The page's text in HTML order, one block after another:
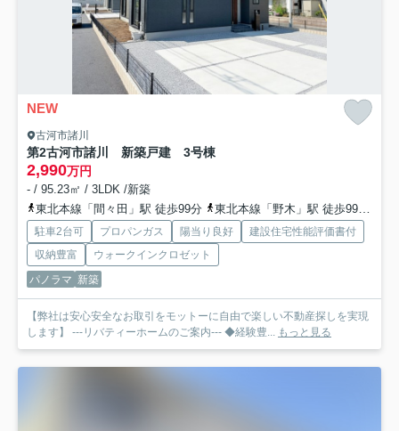
NEW
古河市諸川
第2古河市諸川 新築戸建 3号棟
2,990万円
- / 95.23㎡ / 3LDK /新築
東北本線「間々田」駅 徒歩99分
東北本線「野木」駅 徒歩99分
駐車2台可 プロパンガス 陽当り良好
建設住宅性能評価書付
収納豊富
ウォークインクロゼット
パノラマ 新築
【弊社は安心安全なお取引をモットーに自由で楽しい不動産探しを実現
します】 ---リバティーホームのご案内--- ◆経験豊... もっと見る